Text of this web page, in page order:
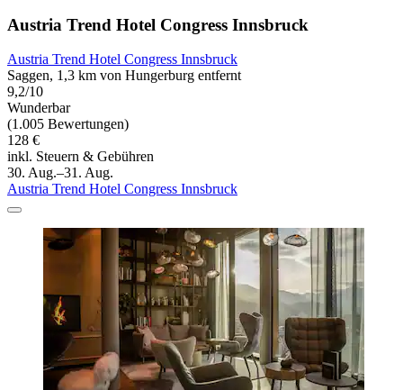
Austria Trend Hotel Congress Innsbruck
Austria Trend Hotel Congress Innsbruck
Saggen, 1,3 km von Hungerburg entfernt
9,2/10
Wunderbar
(1.005 Bewertungen)
128 €
inkl. Steuern & Gebühren
30. Aug.–31. Aug.
Austria Trend Hotel Congress Innsbruck